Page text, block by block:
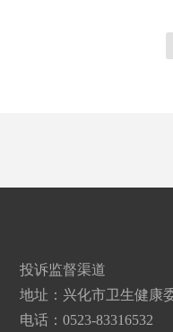
投诉监督渠道
地址：兴化市卫生健康
电话：0523-83316532